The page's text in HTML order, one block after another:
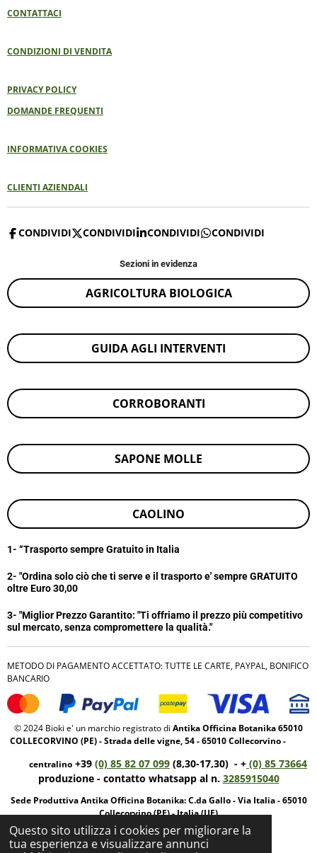
Questo sito utilizza i cookies per migliorare la
tua esperienza e visualizzare annunci
CONTATTACI
CONDIZIONI DI VENDITA
PRIVACY POLICY
DOMANDE FREQUENTI
INFORMATIVA COOKIES
CLIENTI AZIENDALI
CONDIVIDI CONDIVIDI CONDIVIDI CONDIVIDI
Sezioni in evidenza
AGRICOLTURA BIOLOGICA
GUIDA AGLI INTERVENTI
CORROBORANTI
SAPONE MOLLE
CAOLINO
1- “Trasporto sempre Gratuito in Italia
2- "Ordina solo ciò che ti serve e il trasporto e' sempre GRATUITO
oltre Euro 30,00
3- "Miglior Prezzo Garantito: "Ti offriamo il prezzo più competitivo
sul mercato, senza compromettere la qualità."
METODO DI PAGAMENTO ACCETTATO: TUTTE LE CARTE, PAYPAL, BONIFICO
BANCARIO
© 2024 Bioki e' un marchio registrato di Antika Officina Botanika 65010
COLLECORVINO (PE) - Strada delle vigne, 54 - 65010 Collecorvino -
centralino +39 (0) 85 82 07 099 (8,30-17,30) - + (0) 85 73664
produzione - contatto whatsapp al n. 3285915040
Sede Produttiva Antika Officina Botanika: C.da Gallo - Via Italia - 65010
Collecorvino (PE) - Italia (UE)
P.iva IT01950520682 REA: 143825